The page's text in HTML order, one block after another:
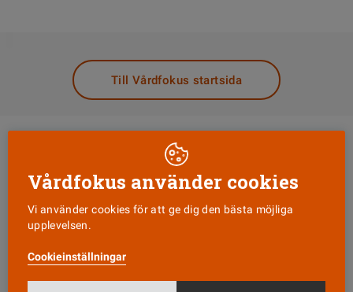
Till Vårdfokus startsida
Vårdfokus använder cookies
Vi använder cookies för att ge dig den bästa möjliga
upplevelsen.
Cookieinställningar